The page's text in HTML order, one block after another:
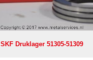
SKF Druklager 51305-51309